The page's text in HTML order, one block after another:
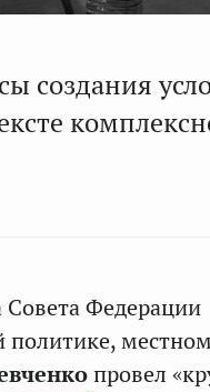
создания
Совета Федерации
политике,
провел